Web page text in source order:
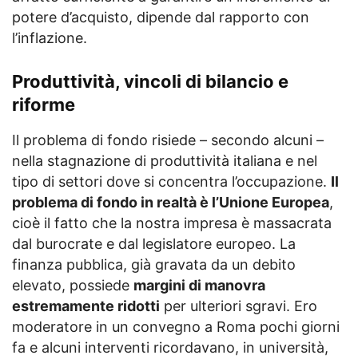
potere d’acquisto, dipende dal rapporto con
l’inflazione.
Produttività, vincoli di bilancio e
riforme
Il problema di fondo risiede – secondo alcuni –
nella stagnazione di produttività italiana e nel
tipo di settori dove si concentra l’occupazione. Il
problema di fondo in realtà è l’Unione Europea,
cioè il fatto che la nostra impresa è massacrata
dal burocrate e dal legislatore europeo. La
finanza pubblica, già gravata da un debito
elevato, possiede margini di manovra
estremamente ridotti per ulteriori sgravi. Ero
moderatore in un convegno a Roma pochi giorni
fa e alcuni interventi ricordavano, in università,